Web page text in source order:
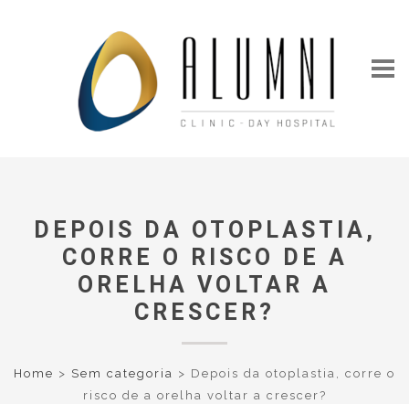
DEPOIS DA OTOPLASTIA,
CORRE O RISCO DE A
ORELHA VOLTAR A
CRESCER?
Home > Sem categoria > Depois da otoplastia, corre o
risco de a orelha voltar a crescer?